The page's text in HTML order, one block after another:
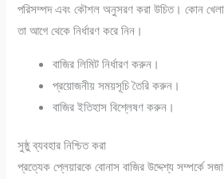
পরিসম্পদ এবং কৌশল অনুসরণ করা উচিত। কোন খেলায়
তা আগে থেকে নির্ধারণ করে নিন।
বাজির লিমিট নির্ধারণ করুন।
প্রয়োজনীয় সময়সূচি তৈরি করুন।
বাজির ইতিহাস বিশ্লেষণ করুন।
সুষ্ঠু ব্যবহার নিশ্চিত করা
প্রত্যেক প্লেয়ারকে বোনাস বাজির উদ্দেশ্য সম্পর্কে